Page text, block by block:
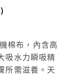
棉布，內含高
吸水力瞬吸精
所需滋養。天